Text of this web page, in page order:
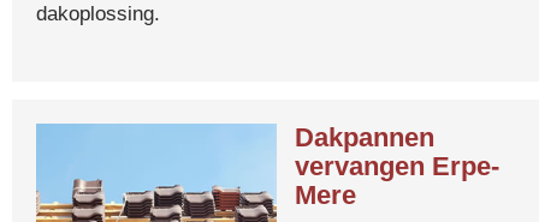
dakoplossing.
Dakpannen
vervangen Erpe-
Mere